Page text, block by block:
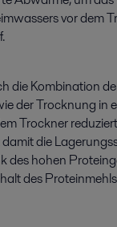
vor dem
die Kombination
der Trocknung in
Trockner
die
hohen
des